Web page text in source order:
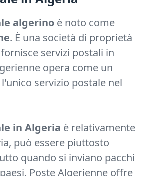
algerino è noto come
. È una società di proprietà
servizi postali in
opera come un
servizio postale nel
in Algeria è relativamente
può essere piuttosto
quando si inviano pacchi
Poste Algerienne offre